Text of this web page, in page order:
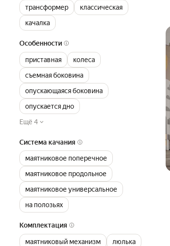
трансформер
классическая
качалка
Особенности
приставная
колеса
съемная боковина
опускающаяся боковина
опускается дно
Ещё 4
Система качания
маятниковое поперечное
маятниковое продольное
маятниковое универсальное
на полозьях
Комплектация
маятниковый механизм
люлька